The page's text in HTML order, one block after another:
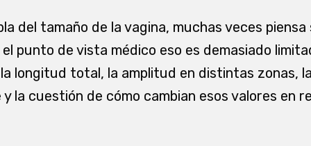
del tamaño de la vagina, muchas veces piensa
punto de vista médico eso es demasiado
longitud total, la amplitud en distintas zonas,
la cuestión de cómo cambian esos valores en